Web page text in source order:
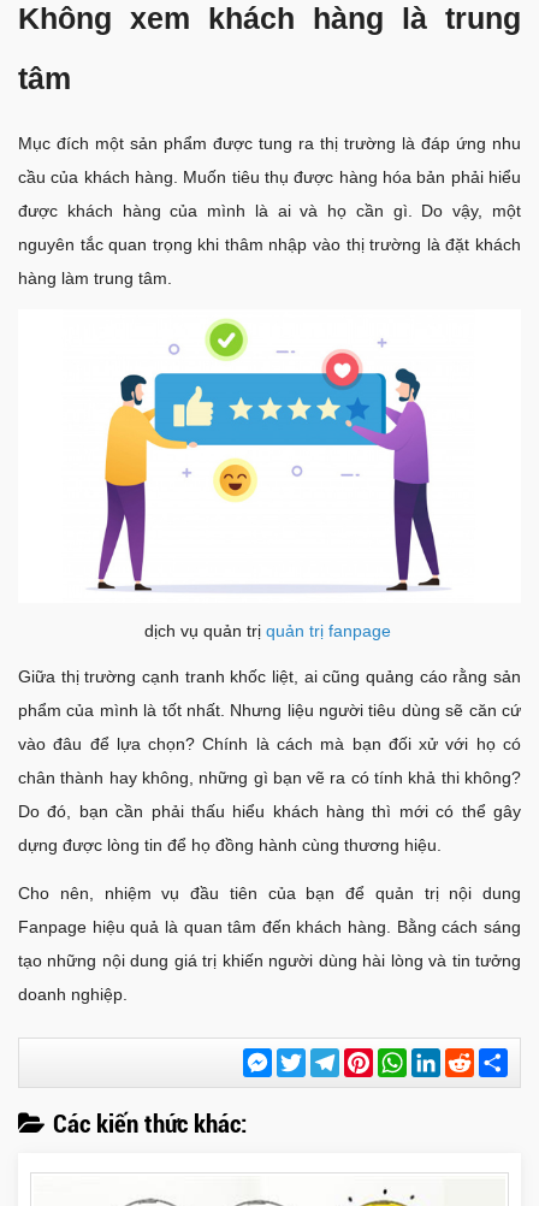
Không xem khách hàng là trung
tâm
Mục đích một sản phẩm được tung ra thị trường là đáp ứng nhu
cầu của khách hàng. Muốn tiêu thụ được hàng hóa bản phải hiểu
được khách hàng của mình là ai và họ cần gì. Do vậy, một
nguyên tắc quan trọng khi thâm nhập vào thị trường là đặt khách
hàng làm trung tâm.
dịch vụ quản trị quản trị fanpage
Giữa thị trường cạnh tranh khốc liệt, ai cũng quảng cáo rằng sản
phẩm của mình là tốt nhất. Nhưng liệu người tiêu dùng sẽ căn cứ
vào đâu để lựa chọn? Chính là cách mà bạn đối xử với họ có
chân thành hay không, những gì bạn vẽ ra có tính khả thi không?
Do đó, bạn cần phải thấu hiểu khách hàng thì mới có thể gây
dựng được lòng tin để họ đồng hành cùng thương hiệu.
Cho nên, nhiệm vụ đầu tiên của bạn để quản trị nội dung
Fanpage hiệu quả là quan tâm đến khách hàng. Bằng cách sáng
tạo những nội dung giá trị khiến người dùng hài lòng và tin tưởng
doanh nghiệp.
Messenger
TwitterTelegramPinterestWhatsApp
LinkedInReddit
Các kiến thức khác: